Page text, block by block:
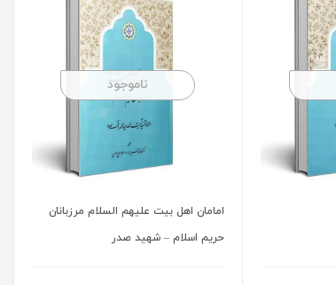
ناموجود
امامان اهل بیت علیهم السلام مرزبانان
حریم اسلام – شهید صدر